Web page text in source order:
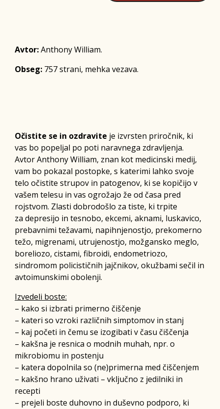
Avtor:Anthony William.
Obseg: 757 strani, mehka vezava.
Očistite se in ozdravite je izvrsten priročnik, ki
vas bo popeljal po poti naravnega zdravljenja.
Avtor Anthony William, znan kot medicinski medij,
vam bo pokazal postopke, s katerimi lahko svoje
telo očistite strupov in patogenov, ki se kopičijo v
vašem telesu in vas ogrožajo že od časa pred
rojstvom. Zlasti dobrodošlo za tiste, ki trpite
za depresijo in tesnobo, ekcemi, aknami, luskavico,
prebavnimi težavami, napihnjenostjo, prekomerno
težo, migrenami, utrujenostjo, možgansko meglo,
boreliozo, cistami, fibroidi, endometriozo,
sindromom policističnih jajčnikov, okužbami sečil in
avtoimunskimi obolenji.
Izvedeli boste:
– kako si izbrati primerno čiščenje
– kateri so vzroki različnih simptomov in stanj
– kaj početi in čemu se izogibati v času čiščenja
– kakšna je resnica o modnih muhah, npr. o
mikrobiomu in postenju
– katera dopolnila so (ne)primerna med čiščenjem
– kakšno hrano uživati – vključno z jedilniki in
recepti
– prejeli boste duhovno in duševno podporo, ki